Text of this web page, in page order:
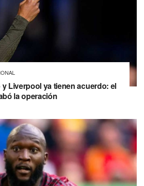
Liverpool ya tienen acuerdo: el
la operación